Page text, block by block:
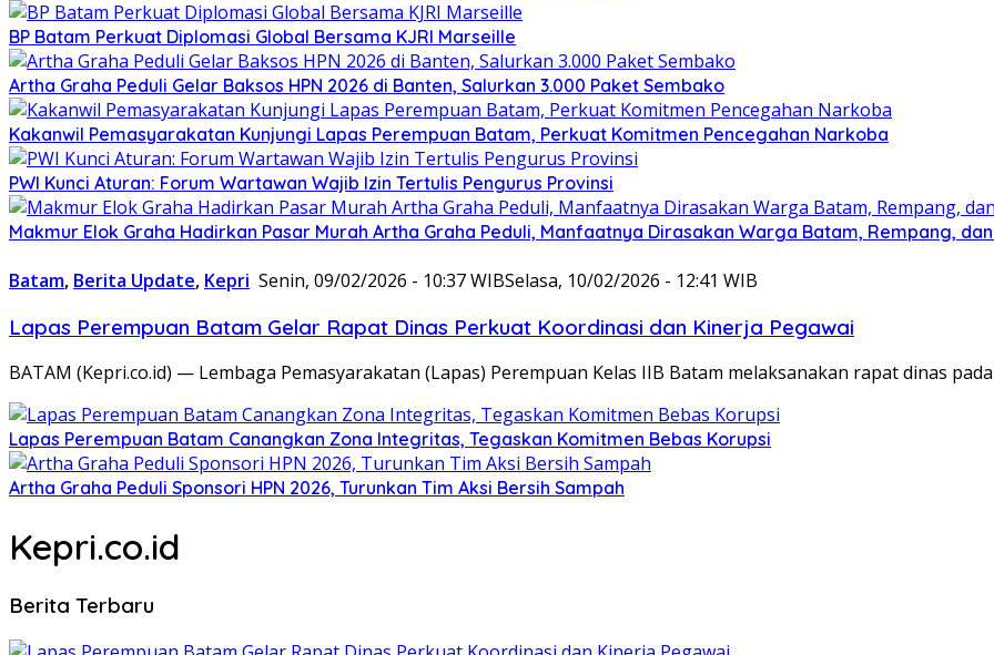
BP Batam Perkuat Diplomasi Global Bersama KJRI Marseille
Artha Graha Peduli Gelar Baksos HPN 2026 di Banten, Salurkan 3.000 Paket Sembako
Kakanwil Pemasyarakatan Kunjungi Lapas Perempuan Batam, Perkuat Komitmen Pencegahan Narkoba
PWI Kunci Aturan: Forum Wartawan Wajib Izin Tertulis Pengurus Provinsi
Makmur Elok Graha Hadirkan Pasar Murah Artha Graha Peduli, Manfaatnya Dirasakan Warga Batam, Rempang,
Batam, Berita Update, Kepri Senin, 09/02/2026 - 10:37 WIBSelasa, 10/02/2026 - 12:41 WIB
Lapas Perempuan Batam Gelar Rapat Dinas Perkuat Koordinasi dan Kinerja Pegawai
BATAM (Kepri.co.id) — Lembaga Pemasyarakatan (Lapas) Perempuan Kelas IIB Batam melaksanakan rapat dinas
Lapas Perempuan Batam Canangkan Zona Integritas, Tegaskan Komitmen Bebas Korupsi
Artha Graha Peduli Sponsori HPN 2026, Turunkan Tim Aksi Bersih Sampah
Kepri.co.id
Berita Terbaru